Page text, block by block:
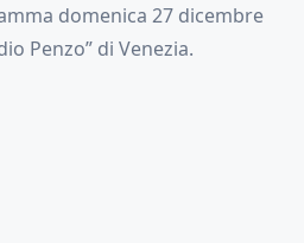
domenica 27 dicembre
Penzo” di Venezia.